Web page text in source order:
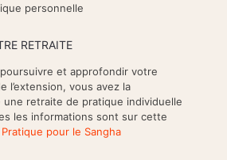
personnelle
RETRAITE
et approfondir votre
l’extension, vous avez la
une retraite de pratique individuelle
les informations sont sur cette
pour le Sangha